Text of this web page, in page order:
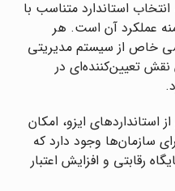
استاندارد متناسب با
عملکرد آن است. هر
خاص از سیستم مدیریتی
تعیین‌کننده‌ای در
استانداردهای ایزو، امکان
سازمان‌ها وجود دارد که
رقابتی و افزایش اعتبار